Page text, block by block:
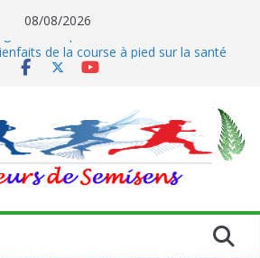
08/08/2026
de la course à pied sur la santé